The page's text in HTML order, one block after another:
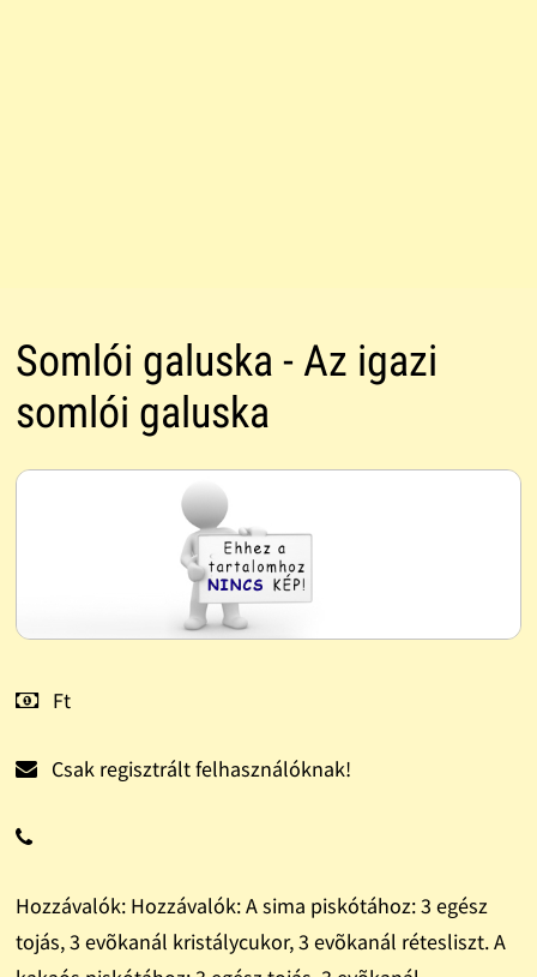
Somlói galuska - Az igazi
somlói galuska
Ft
Csak regisztrált felhasználóknak!
Hozzávalók: Hozzávalók: A sima piskótához: 3 egész
tojás, 3 evõkanál kristálycukor, 3 evõkanál rétesliszt. A